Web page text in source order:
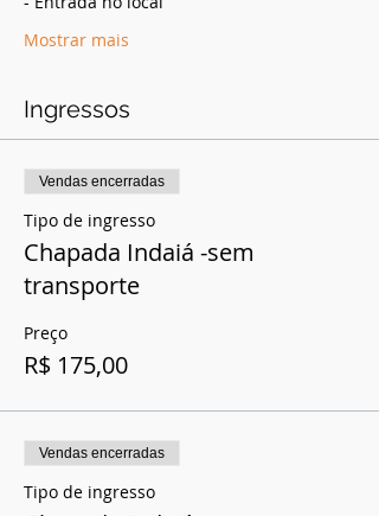
Mostrar mais
Ingressos
Vendas encerradas
Tipo de ingresso
Chapada Indaiá -sem
transporte
Preço
R$ 175,00
Vendas encerradas
Tipo de ingresso